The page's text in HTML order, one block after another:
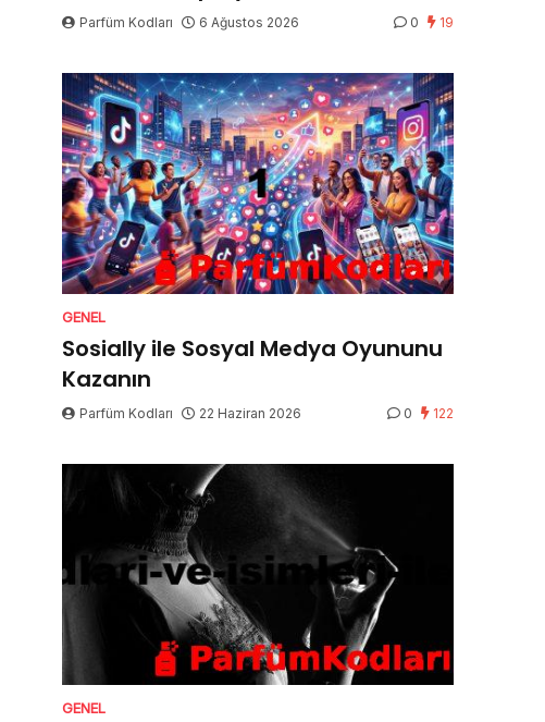
Parfüm Kodları 6 Ağustos 2026 0 19
GENEL
Sosially ile Sosyal Medya Oyununu
Kazanın
Parfüm Kodları 22 Haziran 2026 0 122
GENEL